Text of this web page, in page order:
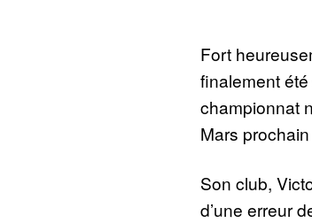
Fort
finalement
championnat
Mars
Son club,
d’une erreur